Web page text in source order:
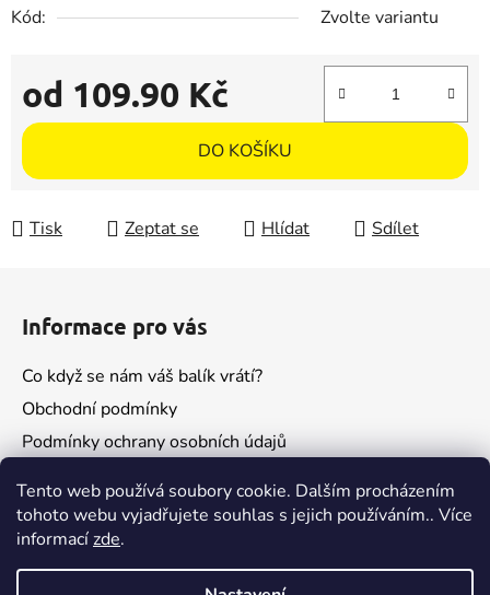
Tento web používá soubory cookie. Dalším procházením
tohoto webu vyjadřujete souhlas s jejich používáním.. Více
informacízde.
Kód:
Zvolte variantu
od 109.90 Kč
Měrná cena:
DO KOŠÍKU
Tisk Zeptat se Hlídat Sdílet
Informace pro vás
Co když se nám váš balík vrátí?
Obchodní podmínky
Podmínky ochrany osobních údajů